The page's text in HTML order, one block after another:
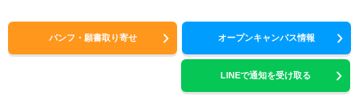
パンフ・願書取り寄せ オープンキャンパス情報
LINEで通知を受け取る